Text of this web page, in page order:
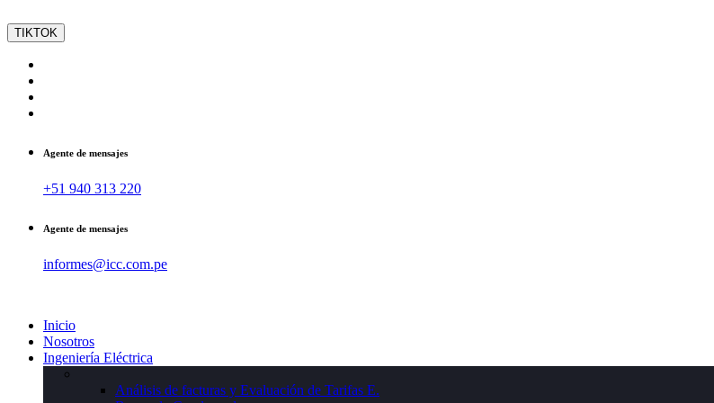
TIKTOK
Agente de mensajes
+51 940 313 220
Agente de mensajes
informes@icc.com.pe
Inicio
Nosotros
Ingeniería Eléctrica
Análisis de facturas y Evaluación de Tarifas E.